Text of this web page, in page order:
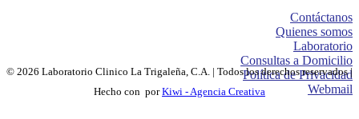
Contáctanos
Quienes somos
Laboratorio
Consultas a Domicilio
Política de Privacidad
Webmail
© 2026 Laboratorio Clinico La Trigaleña, C.A. | Todos los derechos reservados |
Hecho con porKiwi - Agencia Creativa